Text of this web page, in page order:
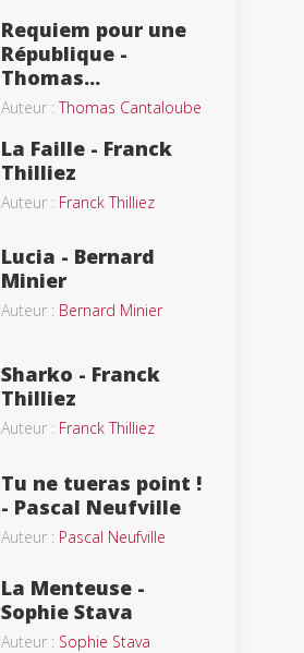
Requiem pour une
République -
Thomas...
Auteur :Thomas Cantaloube
La Faille - Franck
Thilliez
Auteur : Franck Thilliez
Lucia - Bernard
Minier
Auteur : Bernard Minier
Sharko - Franck
Thilliez
Auteur : Franck Thilliez
Tu ne tueras point !
- Pascal Neufville
Auteur : Pascal Neufville
La Menteuse -
Sophie Stava
Auteur : Sophie Stava